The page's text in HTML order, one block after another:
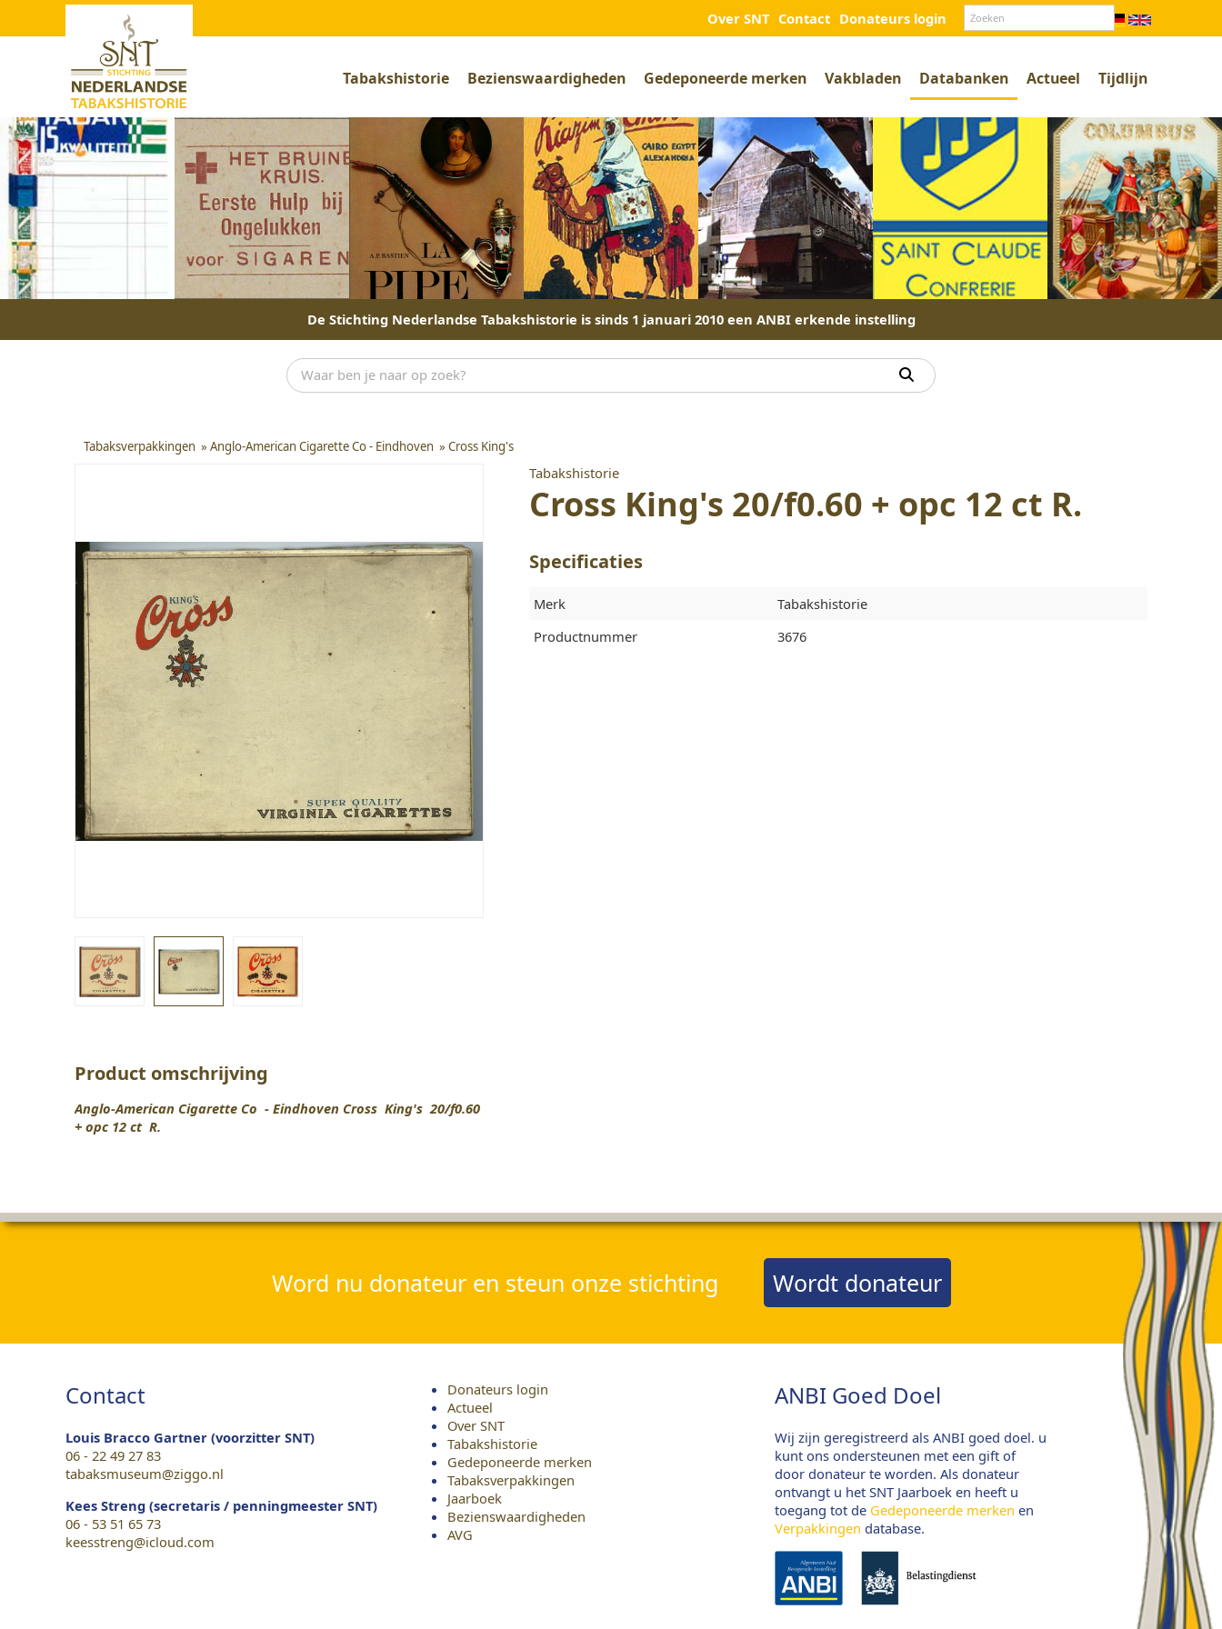
Over SNT Contact Donateurs login
Tabakshistorie Bezienswaardigheden Gedeponeerde merken Vakbladen Databanken Actueel Tijdlijn
De Stichting Nederlandse Tabakshistorie is sinds 1 januari 2010 een ANBI erkende instelling
Tabaksverpakkingen » Anglo-American Cigarette Co - Eindhoven » Cross King's
Product omschrijving
Anglo-American Cigarette Co - Eindhoven Cross King's 20/f0.60
+ opc 12 ct R.
Tabakshistorie
Cross King's 20/f0.60 + opc 12 ct R.
Specificaties
Merk
Tabakshistorie
Productnummer
3676
Word nu donateur en steun onze stichting Wordt donateur
Contact
Louis Bracco Gartner (voorzitter SNT)
06 - 22 49 27 83
tabaksmuseum@ziggo.nl
Kees Streng (secretaris / penningmeester SNT)
06 - 53 51 65 73
keesstreng@icloud.com
Donateurs login
Actueel
Over SNT
Tabakshistorie
Gedeponeerde merken
Tabaksverpakkingen
Jaarboek
Bezienswaardigheden
AVG
ANBI Goed Doel
Wij zijn geregistreerd als ANBI goed doel. u
kunt ons ondersteunen met een gift of
door donateur te worden. Als donateur
ontvangt u het SNT Jaarboek en heeft u
toegang tot de Gedeponeerde merken en
Verpakkingen database.